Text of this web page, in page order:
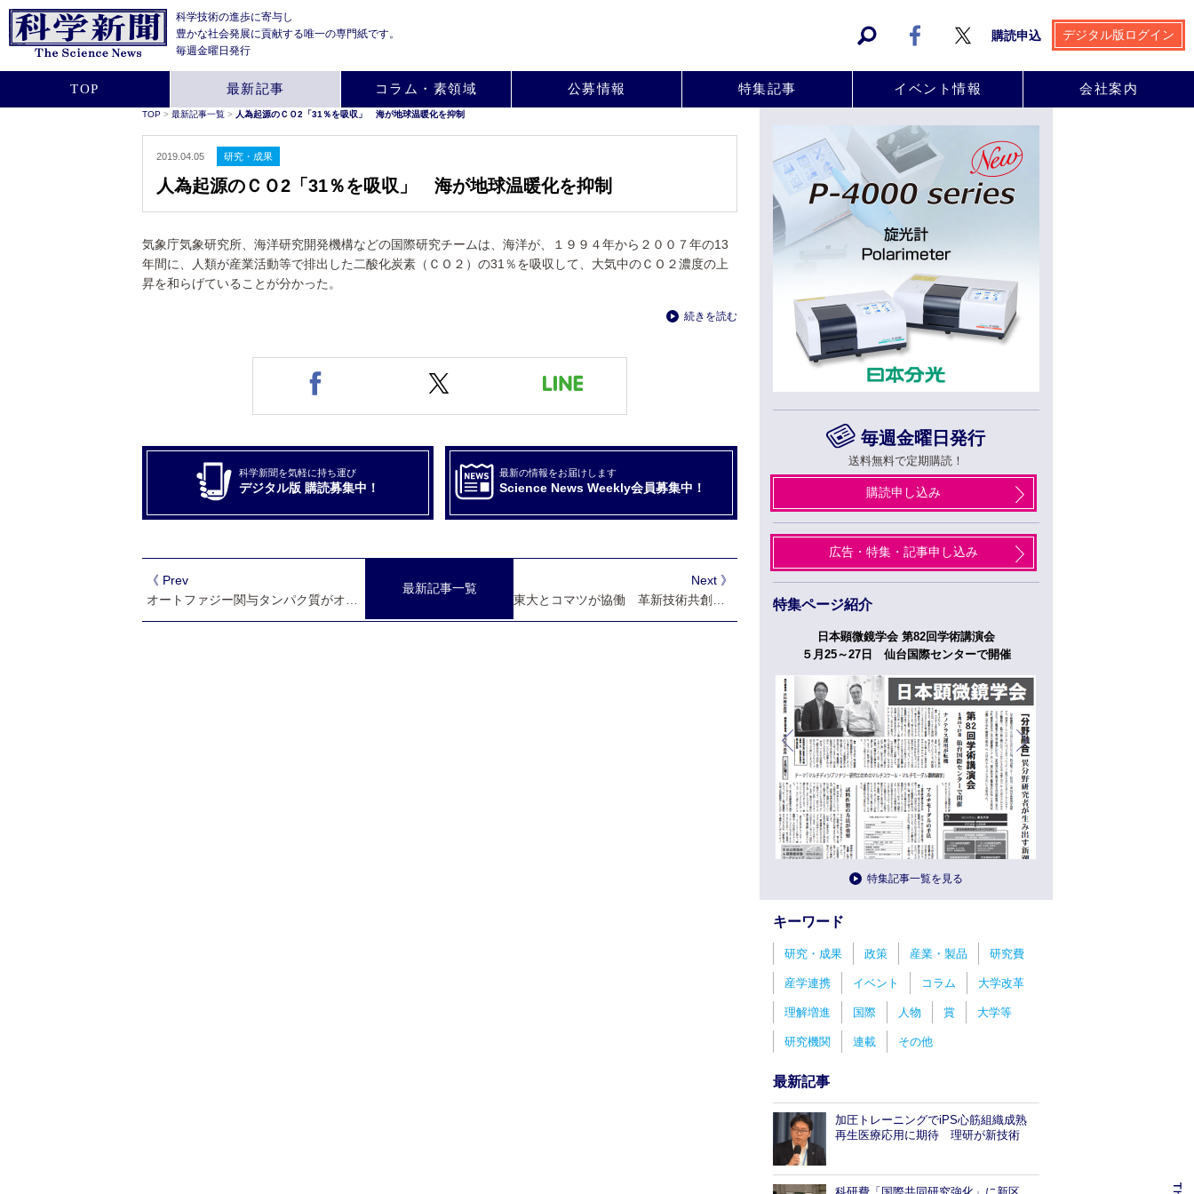
科学技術の進歩に寄与し
豊かな社会発展に貢献する唯一の専門紙です。
毎週金曜日発行
購読申込 デジタル版ログイン
TOP 最新記事 コラム・素領域 公募情報 特集記事 イベント情報 会社案内
TOP > 最新記事一覧 > 人為起源のＣＯ2「31％を吸収」 海が地球温暖化を抑制
2019.04.05 研究・成果
人為起源のＣＯ2「31％を吸収」 海が地球温暖化を抑制
気象庁気象研究所、海洋研究開発機構などの国際研究チームは、海洋が、１９９４年から２００７年の13
年間に、人類が産業活動等で排出した二酸化炭素（ＣＯ２）の31％を吸収して、大気中のＣＯ２濃度の上
昇を和らげていることが分かった。
続きを読む
科学新聞を気軽に持ち運び
デジタル版 購読募集中！
最新の情報をお届けします
Science News Weekly会員募集中！
最新記事一覧
Next 》
《 Prev
毎週金曜日発行
送料無料で定期購読！
購読申し込み
広告・特集・記事申し込み
特集ページ紹介
日本顕微鏡学会 第82回学術講演会
５月25～27日 仙台国際センターで開催
特集記事一覧を見る
キーワード
研究・成果 政策 産業・製品 研究費
産学連携 イベント コラム 大学改革
理解増進 国際 人物 賞 大学等
研究機関 連載 その他
最新記事
加圧トレーニングでiPS心筋組織成熟
再生医療応用に期待 理研が新技術